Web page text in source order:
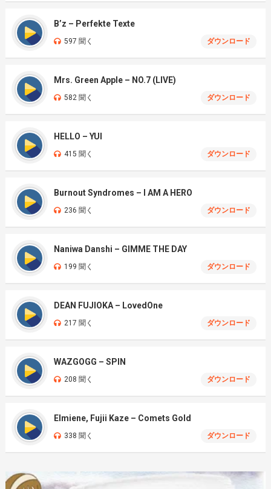
B’z – Perfekte Texte
597 聞く ダウンロード
Mrs. Green Apple – NO.7 (LIVE)
582 聞く ダウンロード
HELLO – YUI
415 聞く ダウンロード
Burnout Syndromes – I AM A HERO
236 聞く ダウンロード
Naniwa Danshi – GIMME THE DAY
199 聞く ダウンロード
DEAN FUJIOKA – LovedOne
217 聞く ダウンロード
WAZGOGG – SPIN
208 聞く ダウンロード
Elmiene, Fujii Kaze – Comets Gold
338 聞く ダウンロード